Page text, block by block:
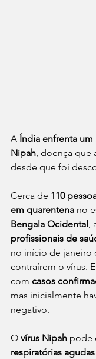
A Índia enfrenta
Nipah, doença que
desde que foi
Cerca de 110
em quarentena no
Bengala Ocidental ,
profissionais de
no início de janeiro
contraírem o vírus.
com casos
mas inicialmente
negativo.
O vírus Nipah pode
respiratórias agudas